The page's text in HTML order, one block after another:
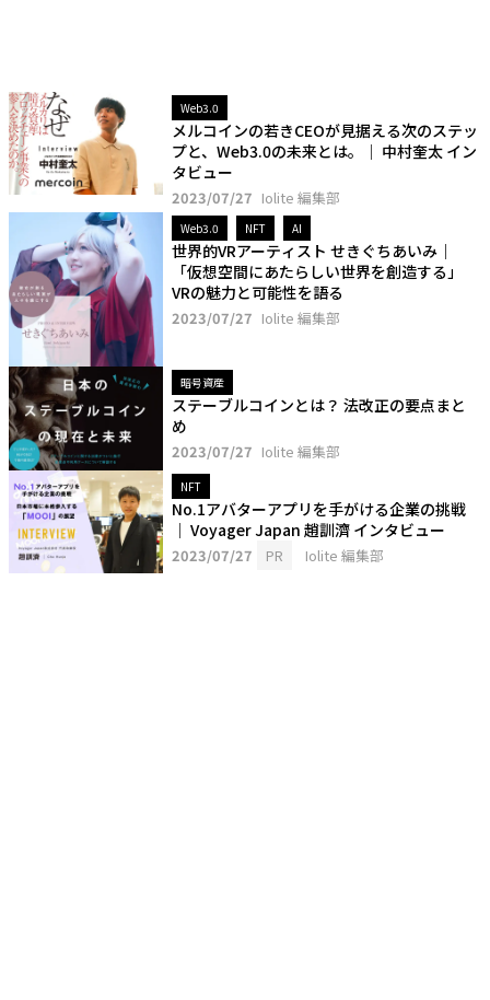
Web3.0
メルコインの若きCEOが見据える次のステッ
プと、Web3.0の未来とは。│ 中村奎太 イン
タビュー
2023/07/27 Iolite 編集部
Web3.0 NFT AI
世界的VRアーティスト せきぐちあいみ｜
「仮想空間にあたらしい世界を創造する」
VRの魅力と可能性を語る
2023/07/27 Iolite 編集部
暗号資産
ステーブルコインとは？ 法改正の要点まと
め
2023/07/27 Iolite 編集部
NFT
No.1アバターアプリを手がける企業の挑戦
│ Voyager Japan 趙訓濟 インタビュー
2023/07/27 PR Iolite 編集部